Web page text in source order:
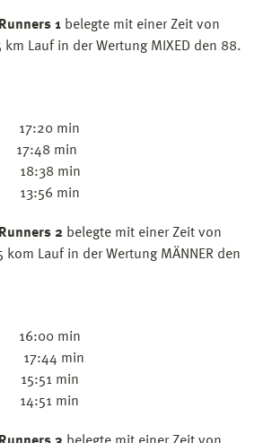
1 belegte mit einer Zeit von
Lauf in der Wertung MIXED den 88.
min
min
min
13:56 min
2 belegte mit einer Zeit von
Lauf in der Wertung MÄNNER den
min
min
min
min